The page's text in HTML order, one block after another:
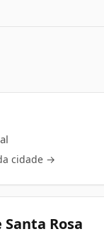
cidade →
Rosa